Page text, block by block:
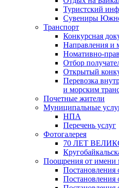
Туристский
Сувениры
Транспорт
Конкурсная
Направления и
Номативно-
Отбор
Открытый
Перевозка
и морским
Почетные жители
Муниципальные
НПА
Перечень услуг
Фотогалерея
70 ЛЕТ
Поощрения от имени